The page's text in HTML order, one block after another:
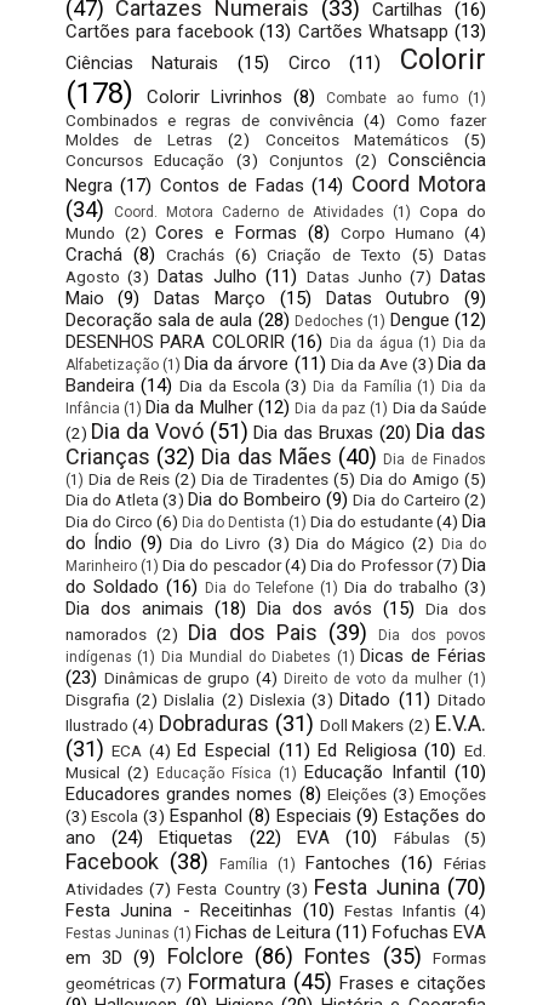
(47) Cartazes Numerais (33) Cartilhas
(16)
Cartões para facebook (13) Cartões Whatsapp (13)
Ciências Naturais
(15) Circo (11)
Colorir
(178)
Colorir Livrinhos (8) Combate ao fumo (1)
Combinados e regras de convivência (4)
Como fazer
Moldes de Letras
(2) Conceitos Matemáticos
(5)
Concursos Educação
(3) Conjuntos (2)
Consciência
Negra (17) Contos de Fadas (14) Coord Motora
(34)
Coord. Motora Caderno de Atividades (1) Copa do
Mundo (2) Cores e Formas (8) Corpo Humano (4)
Crachá (8) Crachás (6) Criação de Texto (5) Datas
Agosto (3) Datas Julho (11) Datas Junho (7) Datas
Maio
(9) Datas Março (15) Datas Outubro
(9)
Decoração sala de aula (28) Dedoches (1) Dengue (12)
DESENHOS PARA COLORIR (16) Dia da água (1) Dia da
Alfabetização (1) Dia da árvore (11) Dia da Ave (3) Dia da
Bandeira (14) Dia da Escola (3) Dia da Família (1) Dia da
Infância (1) Dia da Mulher (12) Dia da paz (1) Dia da Saúde
(2) Dia da Vovó (51) Dia das Bruxas (20) Dia das
Crianças (32) Dia das Mães (40) Dia de Finados
(1) Dia de Reis (2) Dia de Tiradentes (5) Dia do Amigo (5)
Dia do Atleta (3) Dia do Bombeiro (9) Dia do Carteiro (2)
Dia do Circo (6) Dia do Dentista (1) Dia do estudante(4) Dia
do Índio (9) Dia do Livro (3) Dia do Mágico (2) Dia do
Marinheiro (1) Dia do pescador (4) Dia do Professor (7) Dia
do Soldado (16) Dia do Telefone (1) Dia do trabalho (3)
Dia dos animais (18) Dia dos avós (15)
Dia dos
namorados (2) Dia dos Pais (39)
Dia dos povos
indígenas (1) Dia Mundial do Diabetes (1) Dicas de Férias
(23) Dinâmicas de grupo (4) Direito de voto da mulher (1)
Disgrafia (2) Dislalia (2) Dislexia (3) Ditado (11) Ditado
Ilustrado (4) Dobraduras (31) Doll Makers (2) E.V.A.
(31) ECA (4) Ed Especial (11) Ed Religiosa (10) Ed.
Musical (2) Educação Física (1) Educação Infantil (10)
Educadores grandes nomes (8) Eleições (3) Emoções
(3) Escola (3) Espanhol (8) Especiais (9) Estações do
ano
(24) Etiquetas (22) EVA (10) Fábulas (5)
Facebook (38) Família (1) Fantoches (16)
Férias
Atividades (7) Festa Country (3) Festa Junina (70)
Festa Junina - Receitinhas (10) Festas Infantis (4)
Festas Juninas (1) Fichas de Leitura (11) Fofuchas EVA
em 3D (9) Folclore (86) Fontes (35)
Formas
geométricas (7) Formatura (45) Frases e citações